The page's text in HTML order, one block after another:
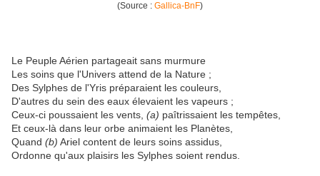
(Source : Gallica-BnF)
Le Peuple Aérien partageait sans murmure
Les soins que l'Univers attend de la Nature ;
Des Sylphes de l'Yris préparaient les couleurs,
D'autres du sein des eaux élevaient les vapeurs ;
Ceux-ci poussaient les vents, (a) paîtrissaient les tempêtes,
Et ceux-là dans leur orbe animaient les Planètes,
Quand (b) Ariel content de leurs soins assidus,
Ordonne qu'aux plaisirs les Sylphes soient rendus.